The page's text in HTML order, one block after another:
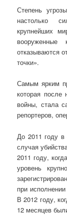
Степень
настолько
крупнейших
отказываются
точки».
Самым ярким
которая после
войны, стала
репортеров,
До 2011 году в
случая
2011 году,
уровень
при
В 2012 году,
12 месяцев